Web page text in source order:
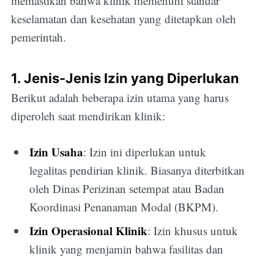
keselamatan dan kesehatan yang ditetapkan oleh
pemerintah.
1. Jenis-Jenis Izin yang Diperlukan
Berikut adalah beberapa izin utama yang harus
diperoleh saat mendirikan klinik:
Izin Usaha: Izin ini diperlukan untuk
legalitas pendirian klinik. Biasanya diterbitkan
oleh Dinas Perizinan setempat atau Badan
Koordinasi Penanaman Modal (BKPM).
Izin Operasional Klinik: Izin khusus untuk
klinik yang menjamin bahwa fasilitas dan